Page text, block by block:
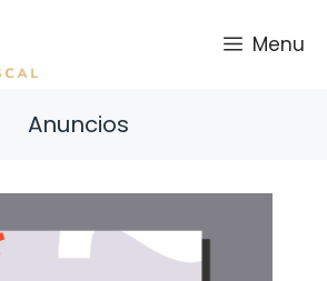
Menu
Anuncios